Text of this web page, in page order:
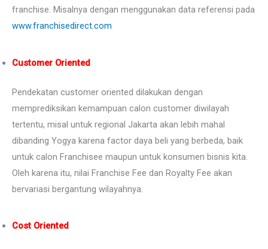
franchise. Misalnya dengan menggunakan data referensi pada
www.franchisedirect.com
Customer Oriented
Pendekatan customer oriented dilakukan dengan
memprediksikan kemampuan calon customer diwilayah
tertentu, misal untuk regional Jakarta akan lebih mahal
dibanding Yogya karena factor daya beli yang berbeda, baik
untuk calon Franchisee maupun untuk konsumen bisnis kita.
Oleh karena itu, nilai Franchise Fee dan Royalty Fee akan
bervariasi bergantung wilayahnya.
Cost Oriented